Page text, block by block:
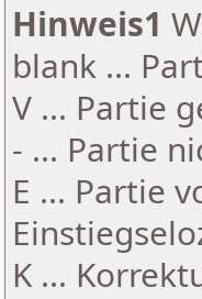
Hinweis1
blank ...
V ... Partie
- ... Partie
E ... Partie
K ...